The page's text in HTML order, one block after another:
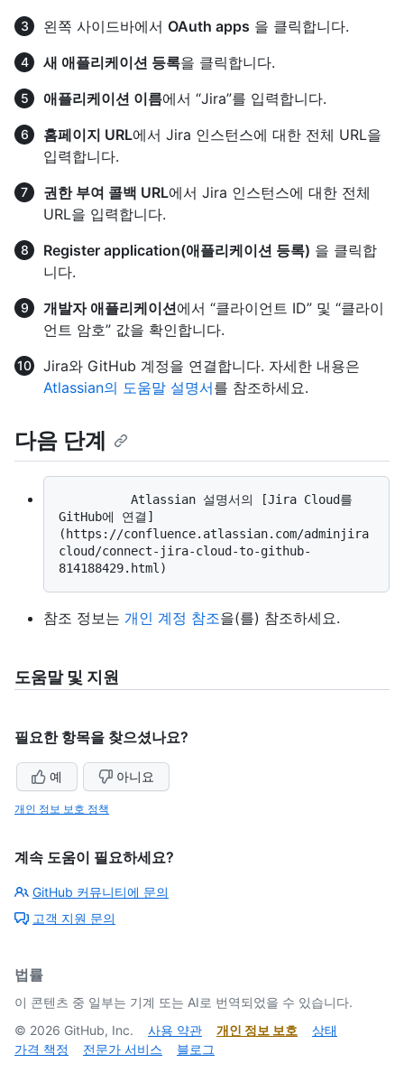
왼쪽 사이드바에서 OAuth apps 을 클릭합니다.
새 애플리케이션 등록을 클릭합니다.
애플리케이션 이름에서 “Jira”를 입력합니다.
홈페이지 URL에서 Jira 인스턴스에 대한 전체 URL을
입력합니다.
권한 부여 콜백 URL에서 Jira 인스턴스에 대한 전체
URL을 입력합니다.
Register application(애플리케이션 등록) 을 클릭합
니다.
개발자 애플리케이션에서 “클라이언트 ID” 및 “클라이
언트 암호” 값을 확인합니다.
Jira와 GitHub 계정을 연결합니다. 자세한 내용은
Atlassian의 도움말 설명서를 참조하세요.
다음 단계
GitHub에 연결]
(https://confluence.atlassian.com/adminjira
cloud/connect-jira-cloud-to-github-
참조 정보는 개인 계정 참조을(를) 참조하세요.
도움말 및 지원
필요한 항목을 찾으셨나요?
예 아니요
개인 정보 보호 정책
계속 도움이 필요하세요?
GitHub 커뮤니티에 문의
고객 지원 문의
법률
이 콘텐츠 중 일부는 기계 또는 AI로 번역되었을 수 있습니다.
© 2026 GitHub, Inc. 사용 약관 개인 정보 보호
상태
가격 책정
전문가 서비스 블로그